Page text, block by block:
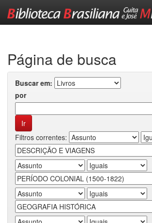
Página de busca
Buscar em:
por
Filtros correntes: